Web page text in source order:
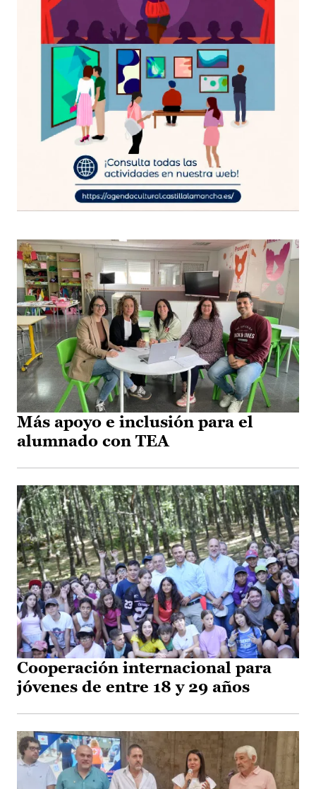
Más apoyo e inclusión para el
alumnado con TEA
Cooperación internacional para
jóvenes de entre 18 y 29 años